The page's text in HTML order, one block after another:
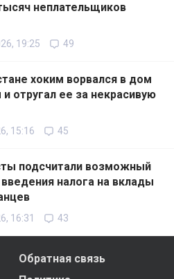
неплательщиков
19:25 49
хоким ворвался в дом
отругал ее за некрасивую
15:16 45
подсчитали возможный
налога на вклады
16:31 43
Обратная связь